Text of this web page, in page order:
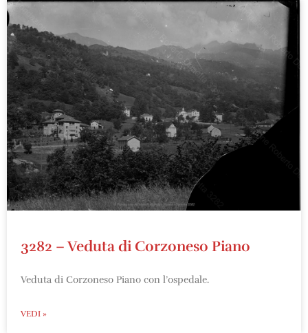
3282 – Veduta di Corzoneso Piano
Veduta di Corzoneso Piano con l’ospedale.
VEDI »